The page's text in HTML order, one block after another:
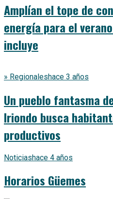
Amplían el tope de
energía para el
incluye
» Regionaleshace 3 años
Un pueblo fantasma
Iriondo busca
productivos
Noticiashace 4 años
Horarios Güemes